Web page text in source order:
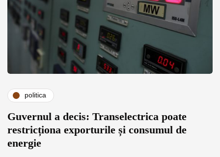
politica
Guvernul a decis: Transelectrica poate
restricționa exporturile și consumul de
energie